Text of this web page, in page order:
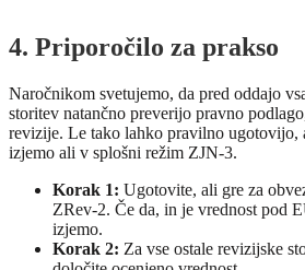
4. Priporočilo za prakso
Naročnikom svetujemo, da pred oddajo
storitev natančno preverijo pravno
revizije. Le tako lahko pravilno ugotovijo,
izjemo ali v splošni režim ZJN-3.
Korak 1: Ugotovite, ali gre za
ZRev-2. Če da, in je vrednost pod
izjemo.
Korak 2: Za vse ostale revizijske